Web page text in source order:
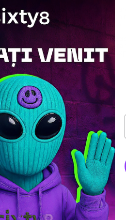
este important să luăm în
unice datorită structurii sale
personale la fiecare compus.
flexibile pentru a integra
se acorde atenție dozelor și
și prudentă este cheia unei
și Mousseux